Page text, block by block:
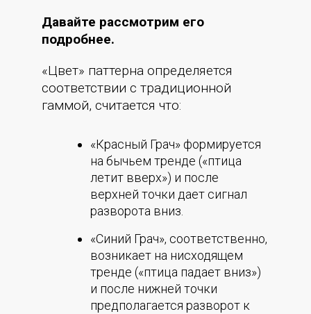
Давайте рассмотрим его
подробнее.
«Цвет» паттерна определяется
соответствии с традиционной
гаммой, считается что:
«Красный Грач» формируется
на бычьем тренде («птица
летит вверх») и после
верхней точки дает сигнал
разворота вниз.
«Синий Грач», соответственно,
возникает на нисходящем
тренде («птица падает вниз»)
и после нижней точки
предполагается разворот к